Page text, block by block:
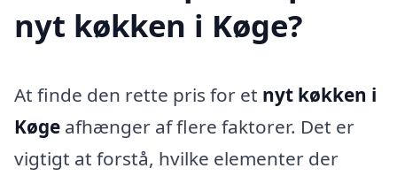
nyt køkken i Køge?
At finde den rette pris for et nyt køkken i
Køge afhænger af flere faktorer. Det er
vigtigt at forstå, hvilke elementer der